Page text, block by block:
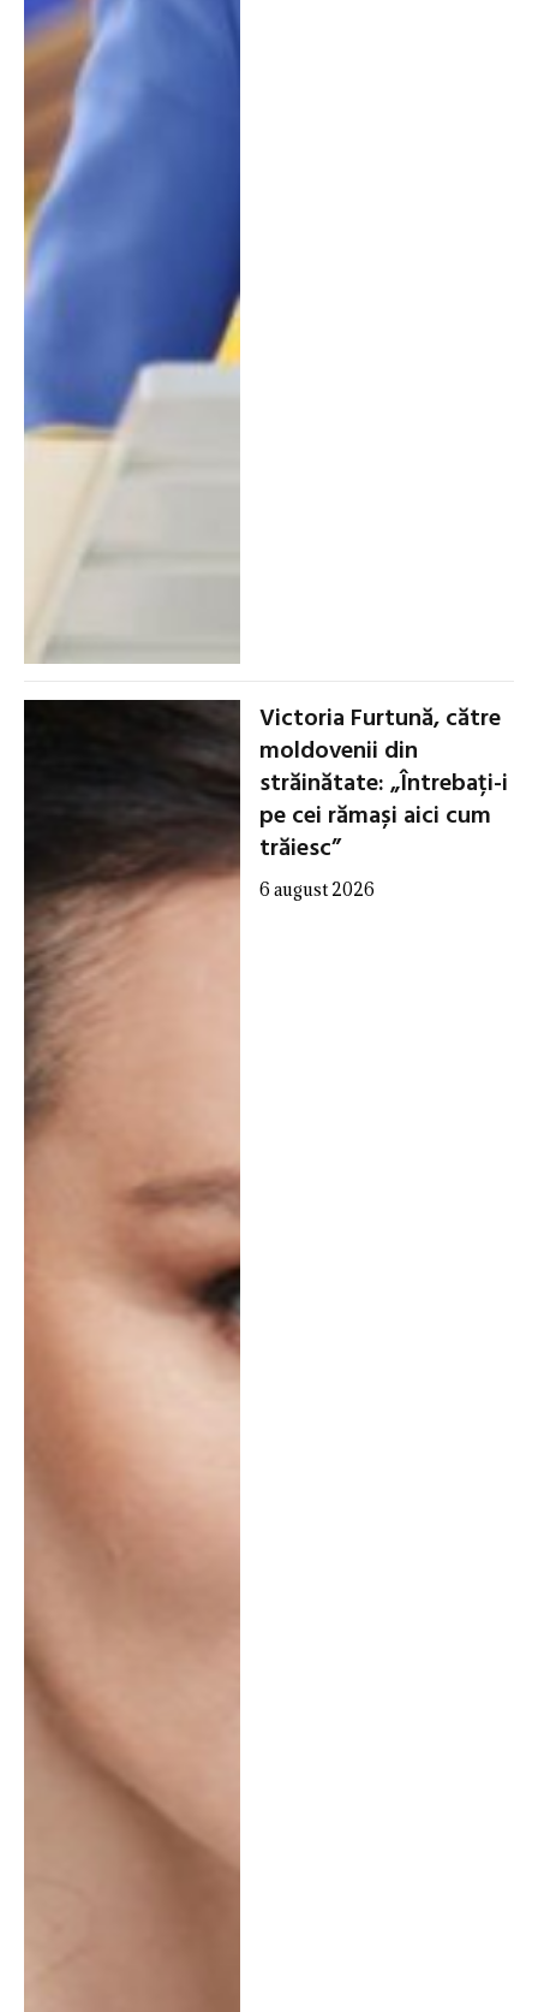
Victoria Furtună, către
moldovenii din
străinătate: „Întrebați-i
pe cei rămași aici cum
trăiesc”
6 august 2026